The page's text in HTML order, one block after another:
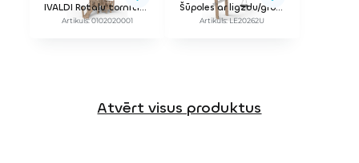
IVALDI Rotaļu tornītis ar slidkalniņu
Artikuls: 0102020001
Šūpoles ar ligzdu/grozu
Artikuls: LE20262U
Atvērt visus produktus